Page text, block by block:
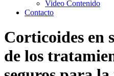
Video Contenido
Contacto
Corticoides en
de los